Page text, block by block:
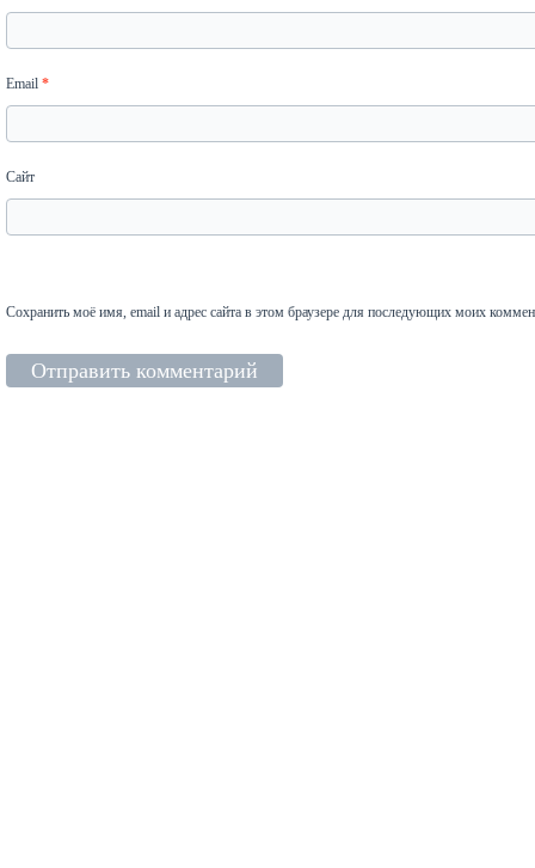
Email *
Сайт
Сохранить моё имя, email и адрес сайта в этом браузере для последующих моих